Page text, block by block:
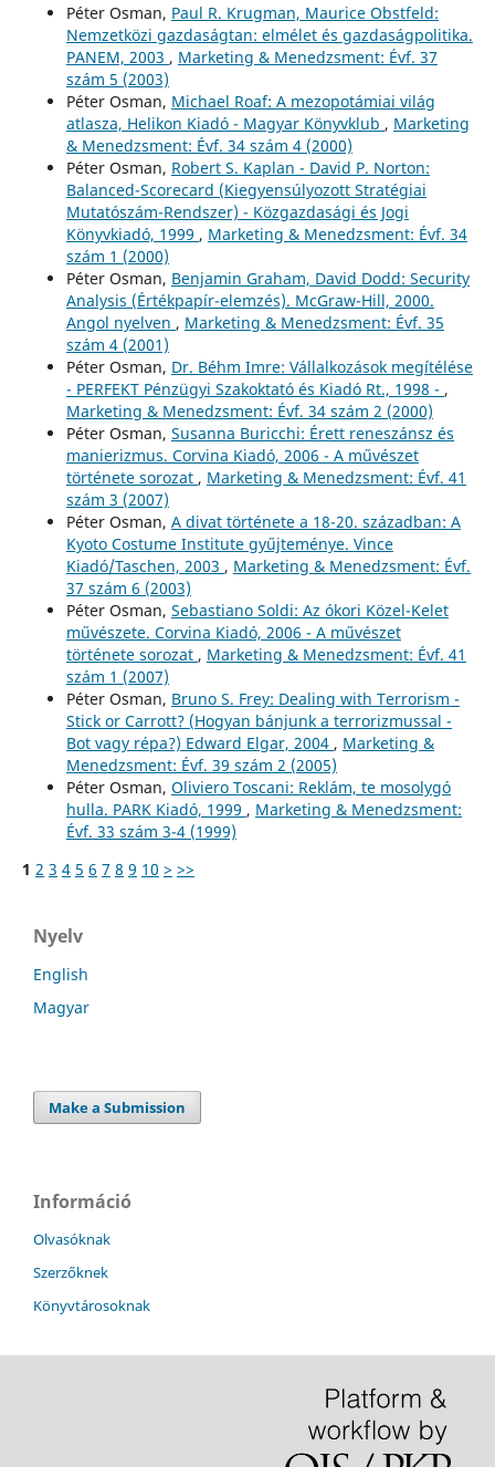
Péter Osman, Paul R. Krugman, Maurice Obstfeld:
Nemzetközi gazdaságtan: elmélet és gazdaságpolitika.
PANEM, 2003 , Marketing & Menedzsment: Évf. 37
szám 5 (2003)
Péter Osman, Michael Roaf: A mezopotámiai világ
atlasza, Helikon Kiadó - Magyar Könyvklub , Marketing
& Menedzsment: Évf. 34 szám 4 (2000)
Péter Osman, Robert S. Kaplan - David P. Norton:
Balanced-Scorecard (Kiegyensúlyozott Stratégiai
Mutatószám-Rendszer) - Közgazdasági és Jogi
Könyvkiadó, 1999 , Marketing & Menedzsment: Évf. 34
szám 1 (2000)
Péter Osman, Benjamin Graham, David Dodd: Security
Analysis (Értékpapír-elemzés). McGraw-Hill, 2000.
Angol nyelven , Marketing & Menedzsment: Évf. 35
szám 4 (2001)
Péter Osman, Dr. Béhm Imre: Vállalkozások megítélése
- PERFEKT Pénzügyi Szakoktató és Kiadó Rt., 1998 - ,
Marketing & Menedzsment: Évf. 34 szám 2 (2000)
Péter Osman, Susanna Buricchi: Érett reneszánsz és
manierizmus. Corvina Kiadó, 2006 - A művészet
története sorozat , Marketing & Menedzsment: Évf. 41
szám 3 (2007)
Péter Osman, A divat története a 18-20. században: A
Kyoto Costume Institute gyűjteménye. Vince
Kiadó/Taschen, 2003 , Marketing & Menedzsment: Évf.
37 szám 6 (2003)
Péter Osman, Sebastiano Soldi: Az ókori Közel-Kelet
művészete. Corvina Kiadó, 2006 - A művészet
története sorozat , Marketing & Menedzsment: Évf. 41
szám 1 (2007)
Péter Osman, Bruno S. Frey: Dealing with Terrorism -
Stick or Carrott? (Hogyan bánjunk a terrorizmussal -
Bot vagy répa?) Edward Elgar, 2004 , Marketing &
Menedzsment: Évf. 39 szám 2 (2005)
Péter Osman, Oliviero Toscani: Reklám, te mosolygó
hulla. PARK Kiadó, 1999 , Marketing & Menedzsment:
Évf. 33 szám 3-4 (1999)
1 2 3 4 5 6 7 8 9 10 > >>
Nyelv
English
Magyar
Make a Submission
Információ
Olvasóknak
Szerzőknek
Könyvtárosoknak